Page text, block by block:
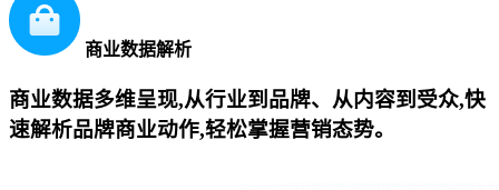
商业数据解析
商业数据多维呈现,从行业到品牌、从内容到受众,快
速解析品牌商业动作,轻松掌握营销态势。